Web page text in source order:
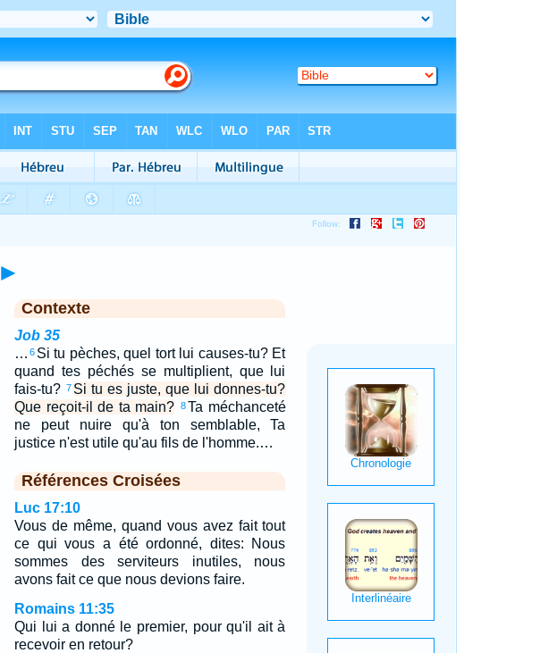
►
Contexte
Job 35
… 6 Si tu pèches, quel tort lui causes-tu? Et
quand tes péchés se multiplient, que lui
fais-tu? 7 Si tu es juste, que lui donnes-tu?
Que reçoit-il de ta main? 8Ta méchanceté
ne peut nuire qu'à ton semblable, Ta
justice n'est utile qu'au fils de l'homme.…
Références Croisées
Luc 17:10
Vous de même, quand vous avez fait tout
ce qui vous a été ordonné, dites: Nous
sommes des serviteurs inutiles, nous
avons fait ce que nous devions faire.
Romains 11:35
Qui lui a donné le premier, pour qu'il ait à
recevoir en retour?